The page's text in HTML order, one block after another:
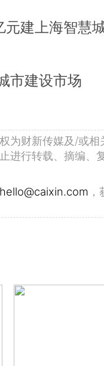
建上海智慧
市建设市场
为财新传媒及/或相
进行转载、摘编、
hello@caixin.com